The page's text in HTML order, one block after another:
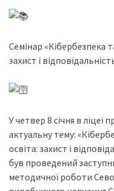
Семінар «Кібербезпека
захист і
У четвер 8 січня в ліцеї
актуальну тему:
освіта: захист і
був проведений
методичної роботи